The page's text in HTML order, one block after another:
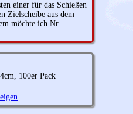
einer für das Schießen
Zielscheibe aus dem
möchte ich Nr.
100er Pack